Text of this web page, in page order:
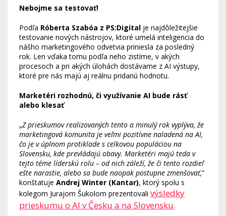
Nebojme sa testovať!
Podľa Róberta Szabóa z PS:Digital je najdôležitejšie
testovanie nových nástrojov, ktoré umelá inteligencia do
nášho marketingového odvetvia priniesla za posledný
rok. Len vďaka tomu podľa neho zistíme, v akých
procesoch a pri akých úlohách dostávame z AI výstupy,
ktoré pre nás majú aj reálnu pridanú hodnotu.
Marketéri rozhodnú, či využívanie AI bude rásť
alebo klesať
„Z prieskumov realizovaných tento a minulý rok vyplýva, že
marketingová komunita je veľmi pozitívne naladená na AI,
čo je v úplnom protiklade s celkovou populáciou na
Slovensku, kde prevládajú obavy. Marketéri majú teda v
tejto téme líderskú rolu – od nich záleží, že či tento rozdieľ
ešte narastie, alebo sa bude naopak postupne zmenšovať,”
konštatuje Andrej Winter (Kantar), ktorý spolu s
kolegom Jurajom Šukolom prezentovali výsledky
prieskumu o AI v Česku a na Slovensku.